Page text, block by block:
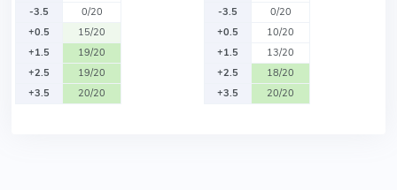
-3.5
0/20
+0.5
15/20
+1.5
19/20
+2.5
19/20
+3.5
20/20
-3.5
0/20
+0.5
10/20
+1.5
13/20
+2.5
18/20
+3.5
20/20